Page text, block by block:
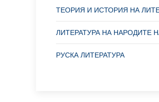
ТЕОРИЯ И ИСТОРИЯ НА
ЛИТЕРАТУРА НА НАРОДИТЕ
РУСКА ЛИТЕРАТУРА